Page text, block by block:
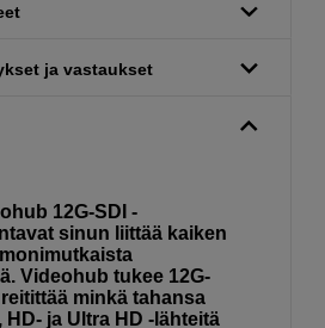
ja vastaukset
12G-SDI -
sinun liittää kaiken
Videohub tukee 12G-
minkä tahansa
ja Ultra HD -lähteitä